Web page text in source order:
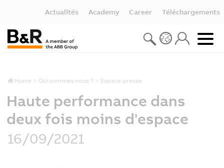
Actualités Academy Career Téléchargements
Home Qui sommes-nous ? Espace presse
Haute performance dans
deux fois moins d'espace
16/09/2021